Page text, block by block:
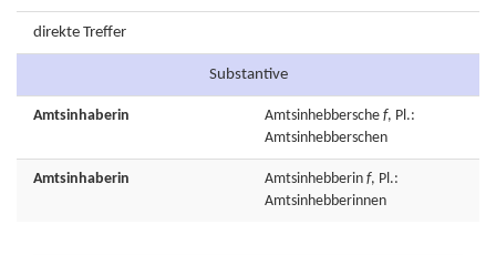
direkte Treffer
Substantive
Amtsinhaberin Amtsinhebbersche f, Pl.:
Amtsinhebberschen
Amtsinhaberin Amtsinhebberin f, Pl.:
Amtsinhebberinnen